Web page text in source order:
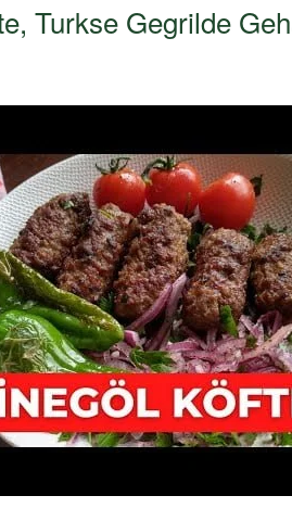
Turkse Gegrilde